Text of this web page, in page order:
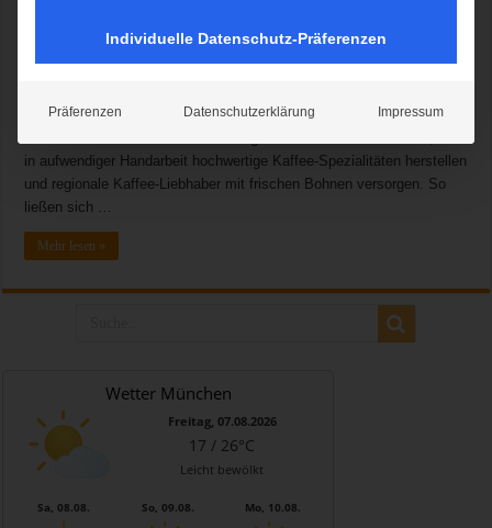
hippen Cafés in jedem noch so kleinen Städtchen und der vermehrten
Anschaffung von Kaffee-Vollautomaten fürs Büro und Zuhause
einhergehend auch an die Qualität der Bohnen. Das führte in den
in aufwendiger Handarbeit hochwertige Kaffee-Spezialitäten herstellen
und regionale Kaffee-Liebhaber mit frischen Bohnen versorgen. So
ließen sich …
Mehr lesen »
Wetter München
Freitag, 07.08.2026
17 / 26°C
Leicht bewölkt
Sa, 08.08. So, 09.08. Mo, 10.08.
Individuelle Datenschutz-Präferenzen
Präferenzen Datenschutzerklärung Impressum